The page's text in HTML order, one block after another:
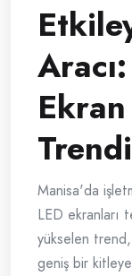
Trendi
Manisa'da
LED ekranları
yükselen
geniş bir